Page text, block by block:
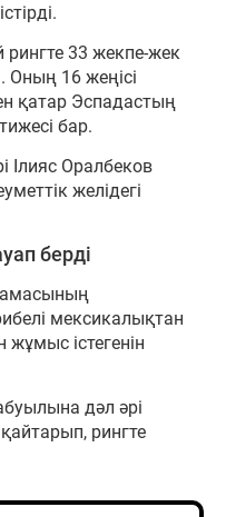
33 жекпе-жек
Оның 16 жеңісі
қатар Эспадастың
бар.
Ілияс Оралбеков
желідегі
берді
мексикалықтан
істегенін
дәл әрі
рингте